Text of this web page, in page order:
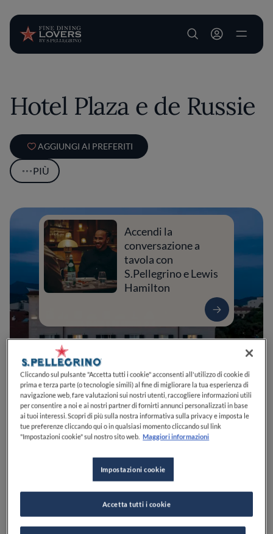
User account
Hotel Plaza e de Russie
AGGIUNGI AI PREFERITI
PIÙ
0 0 0 0 0
Accendi la
conversazione a
tavola con
S.Pellegrino e Lewis
Hamilton
Piazza Massimo D'Azeglio, 155049ViareggioLUItalia
Cliccando sul pulsante "Accetta tutti i cookie" acconsenti all'utilizzo di cookie di
prima e terza parte (o tecnologie simili) al fine di migliorare la tua esperienza di
navigazione web, fare valutazioni sui nostri utenti, raccogliere informazioni utili
per consentire a noi e ai nostri partner di fornirti annunci personalizzati in base
ai tuoi interessi. Scopri di più sulla nostra informativa sulla privacy e imposta le
tue preferenze cliccando qui o in qualsiasi momento cliccando sul link
"Impostazioni cookie" sul nostro sito web. Maggiori informazioni
Impostazioni cookie
Accetta tutti i cookie